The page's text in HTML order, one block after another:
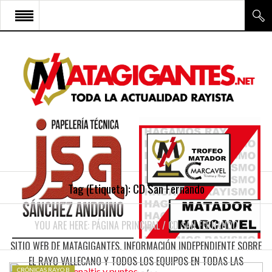
SITIO WEB DE MATAGIGANTES. INFORMACIÓN INDEPENDIENTE SOBRE
EL RAYO VALLECANO Y TODOS LOS EQUIPOS EN TODAS LAS
INICIO
RAYO VALLECANO
CANTERA Y ESCUELA FRV
RAYO FÉMINAS
MULTIMEDIA
FIRMAS
CONTACTO
Tag (Etiqueta): CD San Fernando
YOU ARE HERE: PÁGINA PRINCIPAL/ CD SAN FERNANDO
CRÓNICAS RAYO B